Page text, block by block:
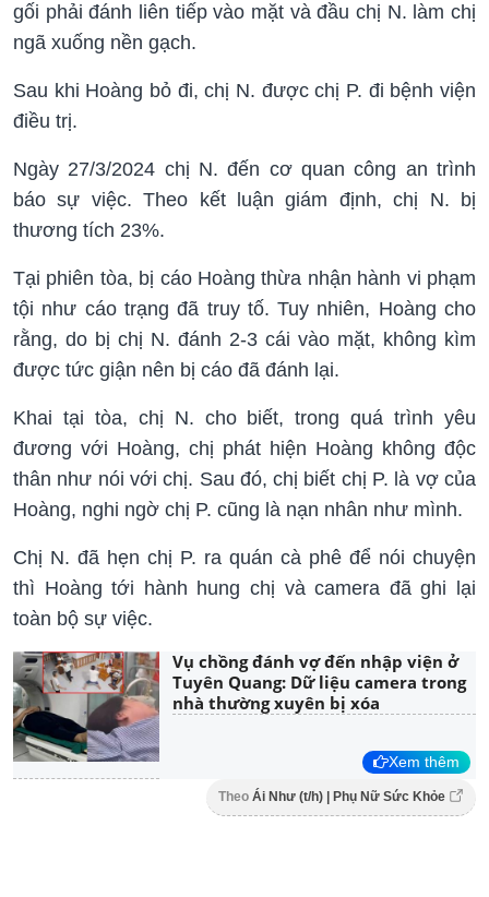
gối phải đánh liên tiếp vào mặt và đầu chị N. làm chị
ngã xuống nền gạch.
Sau khi Hoàng bỏ đi, chị N. được chị P. đi bệnh viện
điều trị.
Ngày 27/3/2024 chị N. đến cơ quan công an trình
báo sự việc. Theo kết luận giám định, chị N. bị
thương tích 23%.
Tại phiên tòa, bị cáo Hoàng thừa nhận hành vi phạm
tội như cáo trạng đã truy tố. Tuy nhiên, Hoàng cho
rằng, do bị chị N. đánh 2-3 cái vào mặt, không kìm
được tức giận nên bị cáo đã đánh lại.
Khai tại tòa, chị N. cho biết, trong quá trình yêu
đương với Hoàng, chị phát hiện Hoàng không độc
thân như nói với chị. Sau đó, chị biết chị P. là vợ của
Hoàng, nghi ngờ chị P. cũng là nạn nhân như mình.
Chị N. đã hẹn chị P. ra quán cà phê để nói chuyện
thì Hoàng tới hành hung chị và camera đã ghi lại
toàn bộ sự việc.
Vụ chồng đánh vợ đến nhập viện ở
Tuyên Quang: Dữ liệu camera trong
nhà thường xuyên bị xóa
Xem thêm
Theo Ái Như (t/h) | Phụ Nữ Sức Khỏe